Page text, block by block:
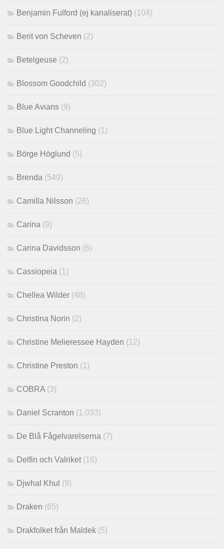
Benjamin Fulford (ej kanaliserat) (104)
Berit von Scheven (2)
Betelgeuse (2)
Blossom Goodchild (302)
Blue Avians (9)
Blue Light Channeling (1)
Börge Höglund (5)
Brenda (549)
Camilla Nilsson (26)
Carina (9)
Carina Davidsson (6)
Cassiopeia (1)
Chellea Wilder (48)
Christina Norin (2)
Christine Melieressee Hayden (12)
Christine Preston (1)
COBRA(3)
Daniel Scranton (1,033)
De Blå Fågelvarelserna (7)
Delfin och Valriket(16)
Djwhal Khul (9)
Draken (65)
Drakfolket från Maldek (5)